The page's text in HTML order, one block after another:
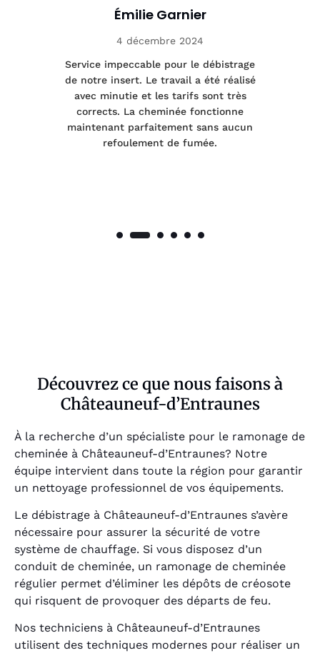
Émilie Garnier
4 décembre 2024
Service impeccable pour le débistrage
de notre insert. Le travail a été réalisé
avec minutie et les tarifs sont très
corrects. La cheminée fonctionne
maintenant parfaitement sans aucun
refoulement de fumée.
Découvrez ce que nous faisons à
Châteauneuf-d’Entraunes
À la recherche d’un spécialiste pour le ramonage de
cheminée à Châteauneuf-d’Entraunes? Notre
équipe intervient dans toute la région pour garantir
un nettoyage professionnel de vos équipements.
Le débistrage à Châteauneuf-d’Entraunes s’avère
nécessaire pour assurer la sécurité de votre
système de chauffage. Si vous disposez d’un
conduit de cheminée, un ramonage de cheminée
régulier permet d’éliminer les dépôts de créosote
qui risquent de provoquer des départs de feu.
Nos techniciens à Châteauneuf-d’Entraunes
utilisent des techniques modernes pour réaliser un